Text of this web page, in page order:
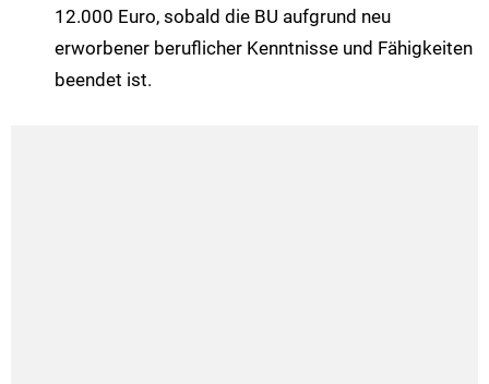
12.000 Euro, sobald die BU aufgrund neu
erworbener beruflicher Kenntnisse und Fähigkeiten
beendet ist.